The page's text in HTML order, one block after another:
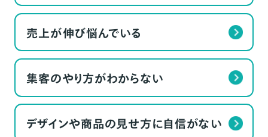
売上が伸び悩んでいる
集客のやり方がわからない
デザインや商品の見せ方に自信がない